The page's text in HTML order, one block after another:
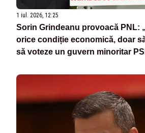
1 iul. 2026, 12:25
Sorin Grindeanu provoacă PNL:
orice condiție economică, doar
să voteze un guvern minoritar